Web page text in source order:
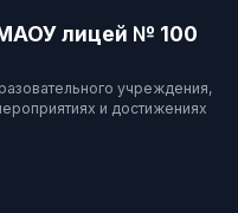
лицей № 100
учреждения,
и достижениях